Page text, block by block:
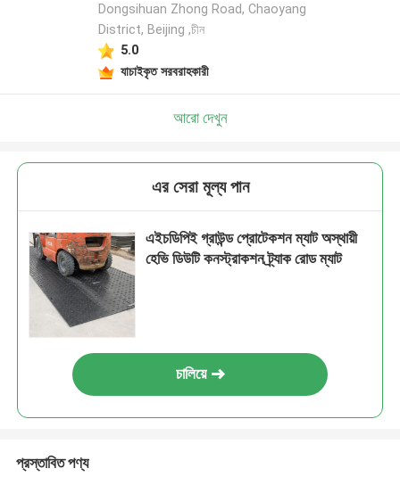
Dongsihuan Zhong Road, Chaoyang
District, Beijing ,চীন
5.0
যাচাইকৃত সরবরাহকারী
আরো দেখুন
এর সেরা মূল্য পান
এইচডিপিই গ্রাউন্ড প্রোটেকশন ম্যাট অস্থায়ী
হেভি ডিউটি ​​কনস্ট্রাকশন ট্র্যাক রোড ম্যাট
চালিয়ে
প্রস্তাবিত পণ্য